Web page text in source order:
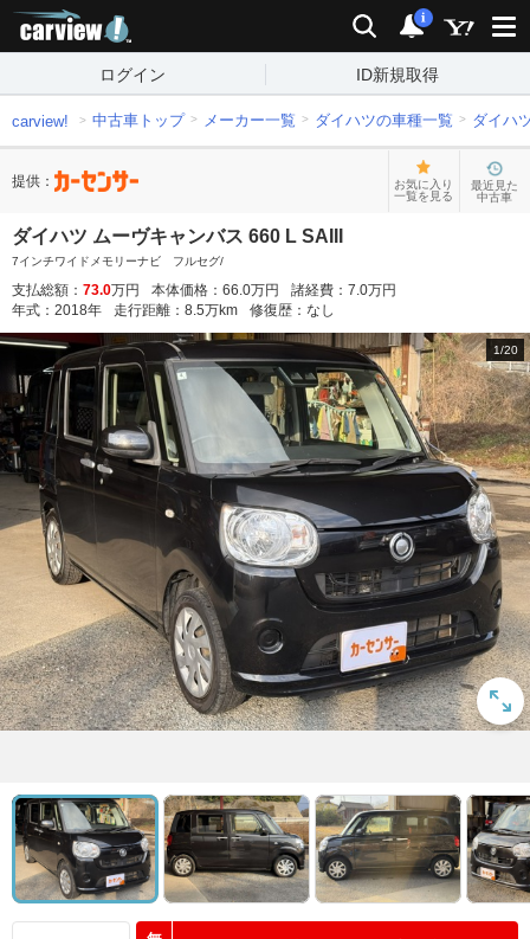
検索 通知
i
ログイン ID新規取得
carview! 中古車トップ メーカー一覧 ダイハツの車種一覧 ダイハ
提供：
お気に入り
一覧を見る
最近見た
中古車
ダイハツ ムーヴキャンバス 660 L SAIII
7インチワイドメモリーナビ フルセグ/
支払総額： 73.0万円 本体価格： 66.0万円 諸経費： 7.0万円
年式： 2018年 走行距離： 8.5万km 修復歴： なし
1/20